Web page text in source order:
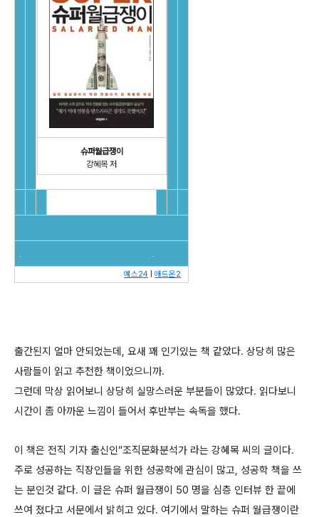
슈퍼월급쟁이
강혜목 저
예스24 애드온2
출간된지 얼마 안되었는데, 요새 꽤 인기있는 책 같았다. 상당히 많은
사람들이 읽고 추천한 책이었으니까.
그런데 막상 읽어보니 상당히 실망스러운 부분들이 많았다. 읽다보니
시간이 좀 아까운 느낌이 들어서 후반부는 속독을 했다.
이 책은 전직 기자 출신인“조직문화분석가 라는 강혜목 씨의 글이다.
주로 성공하는 직장인들을 위한 성공학에 관심이 많고, 성공학 책을 쓰
는 분인것 같다. 이 글은 슈퍼 월급쟁이 50 명을 심층 인터뷰 한 끝에
쓰여 졌다고 서문에서 밝히고 있다. 여기에서 말하는 슈퍼 월급쟁이란